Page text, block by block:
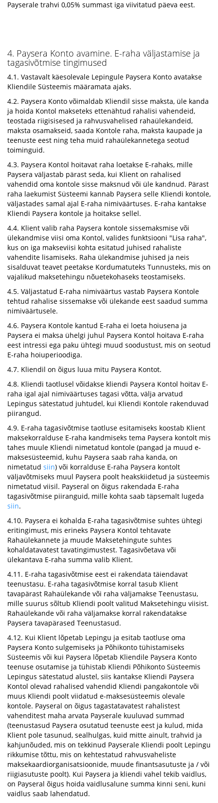
Payserale trahvi 0,05% summast iga viivitatud päeva eest.
4. Paysera Konto avamine. E-raha väljastamise ja
tagasivõtmise tingimused
4.1. Vastavalt käesolevale Lepingule Paysera Konto avatakse
Kliendile Süsteemis määramata ajaks.
4.2. Paysera Konto võimaldab Kliendil sisse maksta, üle kanda
ja hoida Kontol makseteks ettenähtud rahalisi vahendeid,
teostada riigisisesed ja rahvusvahelised rahaülekandeid,
maksta osamakseid, saada Kontole raha, maksta kaupade ja
teenuste eest ning teha muid rahaülekannetega seotud
toiminguid.
4.3. Paysera Kontol hoitavat raha loetakse E-rahaks, mille
Paysera väljastab pärast seda, kui Klient on rahalised
vahendid oma kontole sisse maksnud või üle kandnud. Pärast
raha laekumist Süsteemi kannab Paysera selle Kliendi kontole,
väljastades samal ajal E-raha nimiväärtuses. E-raha kantakse
Kliendi Paysera kontole ja hoitakse sellel.
4.4. Klient valib raha Paysera kontole sissemaksmise või
ülekandmise viisi oma Kontol, valides funktsiooni "Lisa raha",
kus on iga makseviisi kohta esitatud juhised rahaliste
vahendite lisamiseks. Raha ülekandmise juhised ja neis
sisalduvat teavet peetakse Kordumatuteks Tunnusteks, mis on
vajalikud maksetehingu nõuetekohaseks teostamiseks.
4.5. Väljastatud E-raha nimiväärtus vastab Paysera Kontole
tehtud rahalise sissemakse või ülekande eest saadud summa
nimiväärtusele.
4.6. Paysera Kontole kantud E-raha ei loeta hoiusena ja
Paysera ei maksa ühelgi juhul Paysera Kontol hoitava E-raha
eest intressi ega paku ühtegi muud soodustust, mis on seotud
E-raha hoiuperioodiga.
4.7. Kliendil on õigus luua mitu Paysera Kontot.
4.8. Kliendi taotlusel võidakse kliendi Paysera Kontol hoitav E-
raha igal ajal nimiväärtuses tagasi võtta, välja arvatud
Lepingus sätestatud juhtudel, kui Kliendi Kontole rakenduvad
piirangud.
4.9. E-raha tagasivõtmise taotluse esitamiseks koostab Klient
maksekorralduse E-raha kandmiseks tema Paysera kontolt mis
tahes muule Kliendi nimetatud kontole (pangad ja muud e-
maksesüsteemid, kuhu Paysera saab raha kanda, on
nimetatud siin) või korralduse E-raha Paysera kontolt
väljavõtmiseks muul Paysera poolt heakskiidetud ja süsteemis
nimetatud viisil. Payseral on õigus rakendada E-raha
tagasivõtmise piiranguid, mille kohta saab täpsemalt lugeda
siin.
4.10. Paysera ei kohalda E-raha tagasivõtmise suhtes ühtegi
eritingimust, mis erineks Paysera Kontol tehtavate
Rahaülekannete ja muude Maksetehingute suhtes
kohaldatavatest tavatingimustest. Tagasivõetava või
ülekantava E-raha summa valib Klient.
4.11. E-raha tagasivõtmise eest ei rakendata täiendavat
teenustasu. E-raha tagasivõtmise korral tasub Klient
tavapärast Rahaülekande või raha väljamakse Teenustasu,
mille suurus sõltub Kliendi poolt valitud Maksetehingu viisist.
Rahaülekande või raha väljamakse korral rakendatakse
Paysera tavapärased Teenustasud.
4.12. Kui Klient lõpetab Lepingu ja esitab taotluse oma
Paysera Konto sulgemiseks ja Põhikonto tühistamiseks
Süsteemis või kui Paysera lõpetab Kliendile Paysera Konto
teenuse osutamise ja tühistab Kliendi Põhikonto Süsteemis
Lepingus sätestatud alustel, siis kantakse Kliendi Paysera
Kontol olevad rahalised vahendid Kliendi pangakontole või
muus Kliendi poolt viidatud e-maksesüsteemis olevale
kontole. Payseral on õigus tagastatavatest rahalistest
vahenditest maha arvata Payserale kuuluvad summad
(teenustasud Paysera osutatud teenuste eest ja kulud, mida
Klient pole tasunud, sealhulgas, kuid mitte ainult, trahvid ja
kahjunõuded, mis on tekkinud Payserale Kliendi poolt Lepingu
rikkumise tõttu, mis on kehtestatud rahvusvaheliste
maksekaardiorganisatsioonide, muude finantsasutuste ja / või
riigiasutuste poolt). Kui Paysera ja kliendi vahel tekib vaidlus,
on Payseral õigus hoida vaidlusalune summa kinni seni, kuni
vaidlus saab lahendatud.